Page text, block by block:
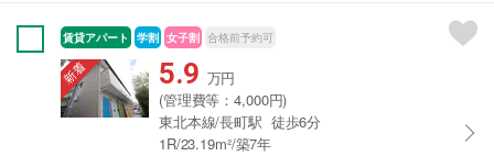
賃貸アパート 学割 女子割 合格前予約可
5.9 万円
(管理費等：4,000円)
東北本線/長町駅 徒歩6分
1R/23.19m²/築7年